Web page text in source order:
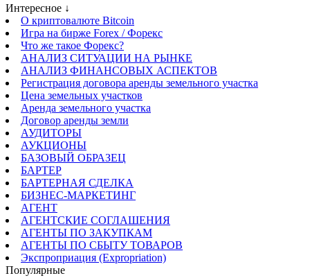
Интересное ↓
О криптовалюте Bitcoin
Игра на бирже Forex / Форекс
Что же такое Форекс?
АНАЛИЗ СИТУАЦИИ НА РЫНКЕ
АНАЛИЗ ФИНАНСОВЫХ АСПЕКТОВ
Регистрация договора аренды земельного участка
Цена земельных участков
Аренда земельного участка
Договор аренды земли
АУДИТОРЫ
АУКЦИОНЫ
БАЗОВЫЙ ОБРАЗЕЦ
БАРТЕР
БАРТЕРНАЯ СДЕЛКА
БИЗНЕС-МАРКЕТИНГ
АГЕНТ
АГЕНТСКИЕ СОГЛАШЕНИЯ
АГЕНТЫ ПО ЗАКУПКАМ
АГЕНТЫ ПО СБЫТУ ТОВАРОВ
Экспроприация (Expropriation)
Популярные